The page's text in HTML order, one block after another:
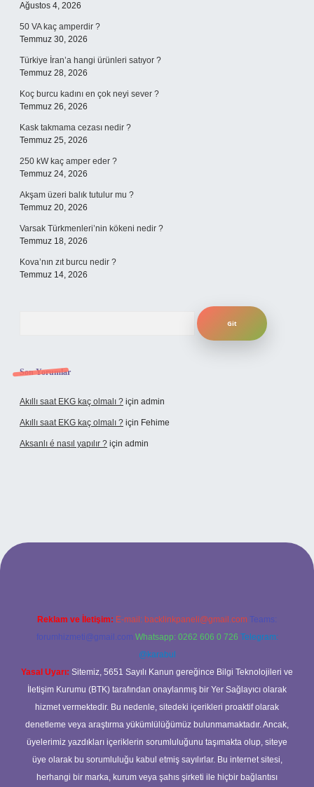
Ağustos 4, 2026
50 VA kaç amperdir ?
Temmuz 30, 2026
Türkiye İran’a hangi ürünleri satıyor ?
Temmuz 28, 2026
Koç burcu kadını en çok neyi sever ?
Temmuz 26, 2026
Kask takmama cezası nedir ?
Temmuz 25, 2026
250 kW kaç amper eder ?
Temmuz 24, 2026
Akşam üzeri balık tutulur mu ?
Temmuz 20, 2026
Varsak Türkmenleri’nin kökeni nedir ?
Temmuz 18, 2026
Kova’nın zıt burcu nedir ?
Temmuz 14, 2026
Son Yorumlar
Akıllı saat EKG kaç olmalı ? için admin
Akıllı saat EKG kaç olmalı ? için Fehime
Aksanlı é nasıl yapılır ? için admin
Reklam ve İletişim: E-mail: backlinkpaneli@gmail.com Teams:
forumhizmeti@gmail.com Whatsapp: 0262 606 0 726 Telegram:
@karabul
Yasal Uyarı: Sitemiz, 5651 Sayılı Kanun gereğince Bilgi Teknolojileri ve
İletişim Kurumu (BTK) tarafından onaylanmış bir Yer Sağlayıcı olarak
hizmet vermektedir. Bu nedenle, sitedeki içerikleri proaktif olarak
denetleme veya araştırma yükümlülüğümüz bulunmamaktadır. Ancak,
üyelerimiz yazdıkları içeriklerin sorumluluğunu taşımakta olup, siteye
üye olarak bu sorumluluğu kabul etmiş sayılırlar. Bu internet sitesi,
herhangi bir marka, kurum veya şahıs şirketi ile hiçbir bağlantısı